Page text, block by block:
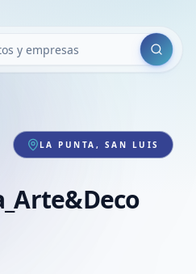
Buscar
LA PUNTA, SAN LUIS